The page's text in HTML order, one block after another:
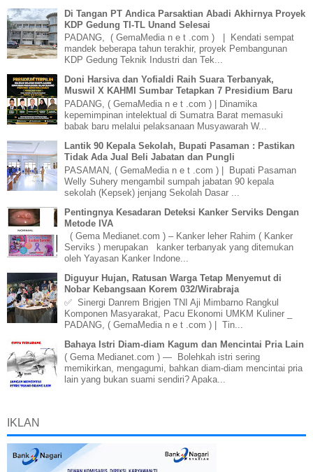
Di Tangan PT Andica Parsaktian Abadi Akhirnya Proyek
KDP Gedung TI-TL Unand Selesai
PADANG, ( GemaMedia n e t .com ) | Kendati sempat
mandek beberapa tahun terakhir, proyek Pembangunan
KDP Gedung Teknik Industri dan Tek...
Doni Harsiva dan Yofialdi Raih Suara Terbanyak,
Muswil X KAHMI Sumbar Tetapkan 7 Presidium Baru
PADANG, ( GemaMedia n e t .com ) | Dinamika
kepemimpinan intelektual di Sumatra Barat memasuki
babak baru melalui pelaksanaan Musyawarah W...
Lantik 90 Kepala Sekolah, Bupati Pasaman : Pastikan
Tidak Ada Jual Beli Jabatan dan Pungli
PASAMAN, ( GemaMedia n e t .com ) | Bupati Pasaman
Welly Suhery mengambil sumpah jabatan 90 kepala
sekolah (Kepsek) jenjang Sekolah Dasar ...
Pentingnya Kesadaran Deteksi Kanker Serviks Dengan
Metode IVA
( Gema Medianet.com ) – Kanker leher Rahim ( Kanker
Serviks ) merupakan kanker terbanyak yang ditemukan
oleh Yayasan Kanker Indone...
Diguyur Hujan, Ratusan Warga Tetap Menyemut di
Nobar Kebangsaan Korem 032/Wirabraja
✅ Sinergi Danrem Brigjen TNI Aji Mimbarno Rangkul
Komponen Masyarakat, Pacu Ekonomi UMKM Kuliner _
PADANG, ( GemaMedia n e t .com ) | Tin...
Bahaya Istri Diam-diam Kagum dan Mencintai Pria Lain
( Gema Medianet.com ) — Bolehkah istri sering
memikirkan, mengagumi, bahkan diam-diam mencintai pria
lain yang bukan suami sendiri? Apaka...
IKLAN